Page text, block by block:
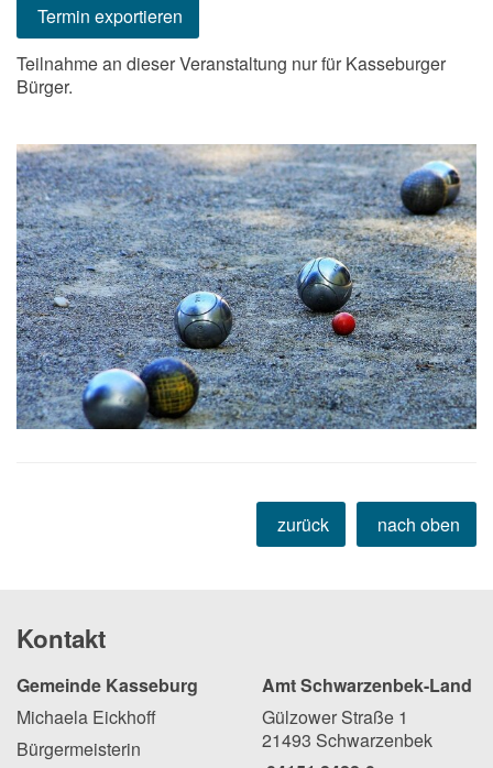
Termin exportieren
Teilnahme an dieser Veranstaltung nur für Kasseburger
Bürger.
zurück nach oben
Kontakt
Gemeinde Kasseburg
Michaela Eickhoff
Bürgermeisterin
Amt Schwarzenbek-Land
Gülzower Straße 1
21493 Schwarzenbek